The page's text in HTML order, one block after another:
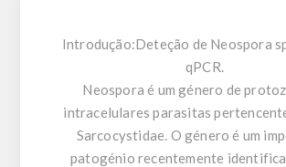
Introdução:Deteção de Neospora
qPCR.
Neospora é um género de
intracelulares parasitas
Sarcocystidae. O género é um
patogénio recentemente